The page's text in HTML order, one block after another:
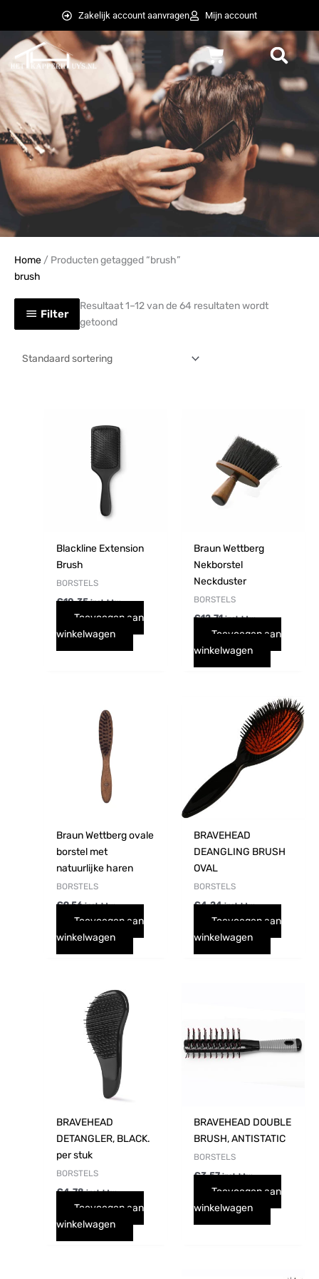
inhoud
Zakelijk account aanvragen Mijn account
Winkelwagen
Home / Producten getagged “brush”
brush
Filter
Resultaat 1–12 van de 64 resultaten wordt
getoond
Blackline Extension
Brush
BORSTELS
€10,35 incl. btw
Toevoegen aan
winkelwagen
Braun Wettberg
Nekborstel
Neckduster
BORSTELS
€12,71 incl. btw
Toevoegen aan
winkelwagen
Braun Wettberg ovale
borstel met
natuurlijke haren
BORSTELS
€9,56 incl. btw
Toevoegen aan
winkelwagen
BRAVEHEAD
DEANGLING BRUSH
OVAL
BORSTELS
€4,24 incl. btw
Toevoegen aan
winkelwagen
BRAVEHEAD
DETANGLER, BLACK.
per stuk
BORSTELS
€4,78 incl. btw
Toevoegen aan
winkelwagen
BRAVEHEAD DOUBLE
BRUSH, ANTISTATIC
BORSTELS
€3,57 incl. btw
Toevoegen aan
winkelwagen